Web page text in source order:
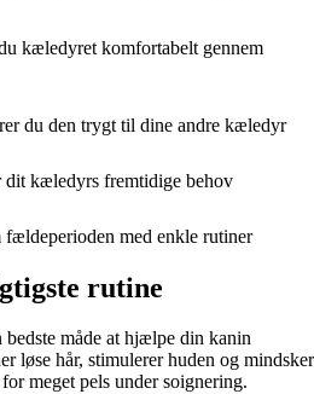
kæledyret komfortabelt gennem
du den trygt til dine andre kæledyr
kæledyrs fremtidige behov
med enkle rutiner
rutine
måde at hjælpe din kanin
løse hår, stimulerer huden og mindsker
meget pels under soignering.